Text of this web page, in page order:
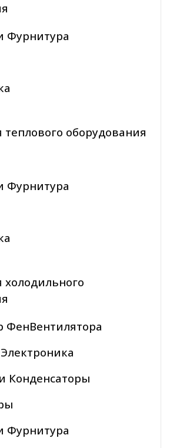
Фурнитура
теплового оборудования
Фурнитура
холодильного
ФенВентилятора
Конденсаторы
Фурнитура